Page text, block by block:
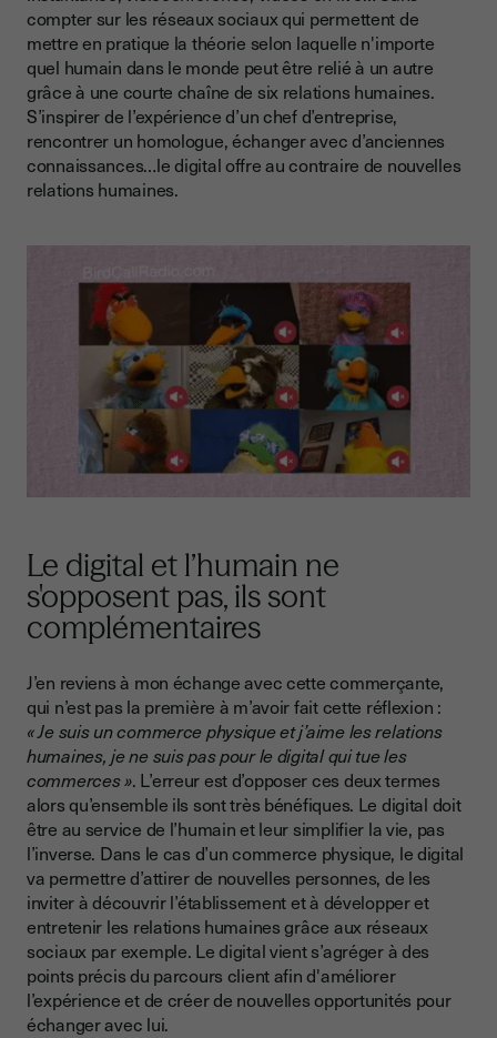
compter sur les réseaux sociaux qui permettent de
mettre en pratique la théorie selon laquelle n'importe
quel humain dans le monde peut être relié à un autre
grâce à une courte chaîne de six relations humaines.
S’inspirer de l’expérience d’un chef d’entreprise,
rencontrer un homologue, échanger avec d’anciennes
connaissances…le digital offre au contraire de nouvelles
relations humaines.
Le digital et l’humain ne
s'opposent pas, ils sont
complémentaires
J’en reviens à mon échange avec cette commerçante,
qui n’est pas la première à m’avoir fait cette réflexion :
« Je suis un commerce physique et j’aime les relations
humaines, je ne suis pas pour le digital qui tue les
commerces ». L’erreur est d’opposer ces deux termes
alors qu’ensemble ils sont très bénéfiques. Le digital doit
être au service de l’humain et leur simplifier la vie, pas
l’inverse. Dans le cas d’un commerce physique, le digital
va permettre d’attirer de nouvelles personnes, de les
inviter à découvrir l’établissement et à développer et
entretenir les relations humaines grâce aux réseaux
sociaux par exemple. Le digital vient s’agréger à des
points précis du parcours client afin d'améliorer
l’expérience et de créer de nouvelles opportunités pour
échanger avec lui.